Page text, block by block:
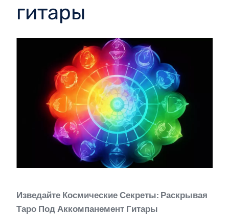
гитары
Изведайте Космические Секреты: Раскрывая
Таро Под Аккомпанемент Гитары